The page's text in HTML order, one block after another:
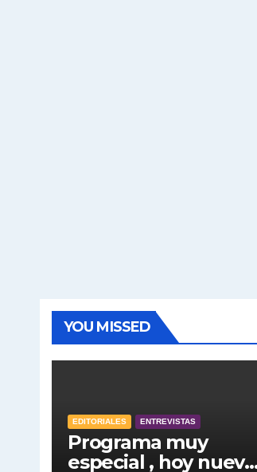
YOU MISSED
EDITORIALES ENTREVISTAS
Programa muy
especial , hoy nuevo